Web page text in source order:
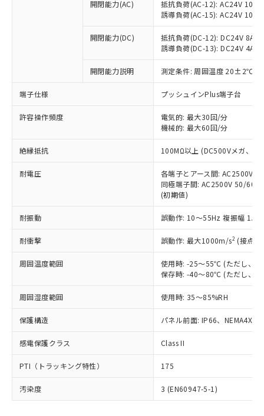
開閉能力(AC)
抵抗負荷(AC-12): AC24V 10A/
誘導負荷(AC-15): AC24V
開閉能力(DC)
抵抗負荷(DC-12): DC24V 8A/
誘導負荷(DC-13): DC24V 4A/
開閉能力説明 測定条件: 周囲温度 20±2℃、
端子仕様 プッシュインPlus端子台
許容操作頻度
電気的: 最大30回/分
機械的: 最大60回/分
絶縁抵抗 100MΩ以上 (DC500Vメガ、点
耐電圧
各端子とアース間: AC2500V
同極端子間: AC2500V 50/
(初期値)
耐振動 誤動作: 10～55Hz 複振幅
耐衝撃 誤動作: 最大1000m/s2 (接点
周囲温度範囲
使用時: -25～55℃ (ただし、氷
保存時: -40～80℃ (ただし、氷
周囲湿度範囲 使用時: 35～85%RH
保護構造 パネル前面: IP66、NEMA4X,
感電保護クラス Class II
PTI（トラッキング特性） 175
汚染度 3 (EN60947-5-1)
本サービスの対象外となる商品もある
ことをご了承ください。
在庫状況および標準価格照会結果は、
記載している更新日時点での社内デー
タに基づき作成されるものであり、閲
覧された時点での実際の在庫および標
正式な納期状況および標準価格はお客
様のお取引先、またはお客様担当のオ
ムロン制御機器販売店・当社販売員に
オムロン制御機器販売店や当社販売拠
販売ネットワーク
」をご確認
在庫状況および標準価格結果を当社の
示しないようお願いします。
マイパーツ機能（部品リスト作成サー
ビス）をご利用いただくには、I-Web
メンバーズにご登録されている必要が
お客様が当ウェブサイト上で当社にご
登録された部品リストについて、当社
および当社の共同利用者が、当社の製
品・サービスに関するお客様との取
引・商談に必要な範囲で利用すること
をご了承ください。
の共同利用に関して"
の「1.共同利
用者の範囲」に記載されている法人を
仕入先様の事情により、非含有部品として
いたものが、含有品と判明した場合などや
むを得ず変更することがあります。
ミウム(Cd) 100ppm以下、
六価クロム(Cr(Ⅵ)) 1000ppm以下、ポリ臭化ビフェニル
類(PBB) 1000ppm以下、ポリ臭化ジフェニルエーテル類
(PBDE) 1000ppm以下、フタル酸ビス(2-エチルヘキシ
ルベンジル（BBP） 1000ppm以下、フタル酸ジブチル
（DBP） 1000ppm以下、フタル酸ジイソブチル
適用除外項目は除く。
フタル酸エステル類の４物質については閾値を超える意
図的な使用がないことを確認しています。
部品在庫の切り替え状況などにより、予定
月が前後することがあります。
※3 非含有証明書ダウンロード
下記の非含有証明書をダウンロードするこ
EU RoHS指令（10物質）の非含有証明書
51物質の非含有証明書（当社基準）
※本証明書は発行日時点で非含有を証明す
るもので、過去に遡って非含有を証明する
ものではありません。
「×」：最大均質材料含有率が中国RoHSの
基準値を超えていることを示します。
「－」：未確認です。当社販売部門へお問
い合わせください。
*中国RoHS10物質の基準値 (GB/T26572)：
Pb(鉛) :1000ppm、 Hg(水銀) : 1000ppm、 Cd(カドミウ
Cr(Ⅵ)(六価クロム) : 1000ppm、 PBBs(ポリ臭化ビフェ
DBP(フタル酸ジブチル) : 1000ppm、 DIBP(フタル酸ジ
イソブチル) : 1000ppm、 BBP(フタル酸ブチルベンジ
DEHP(フタル酸ビス(2-エチルヘキシル)) : 1000ppm
「ｅ」：有害物質（10物質）のすべてが基
準値以下であることを示します。
「10」：通常の使用状況下において有害物
質が外部に漏えいし、環境に深刻な影響を
及ぼさない年数を意味します。
「－」：未確認です。当社販売部門へお問
当社は、これら貴社製品のうち、外国
為替および外国貿易法に定める商品
（以下｢規制貨物等」という）を輸出
または国外への提供する場合は、日本
国政府の輸出許可(または役務取引許
可)を取得するなどの必要な手続きを
当社は規制貨物を破棄する場合は、完
全に破砕するなど、違法に輸出されな
いよう必要な手段を講じます。
当社は貴社製品を、核兵器、ミサイ
ル、化学兵器、生物兵器またはその他
武器並びにこれらの製造装置等に一切
当社は、貴社製品を第三者に販売する
場合は、上記1、2および3の内容を当
該第三者に通知します。また当社は、
販売先および販売に係わる関係者が違
法に輸出するおそれがある場合は、取
キャンセル
一定数以上の在庫あり
一定数には満たないが在庫あり
在庫なし(最新の在庫状況につ
いては、お客様のお取引先、ま
たはお客様担当のオムロン制御
機器販売店・当社販売員にご確
受注生産機種、また在庫状況の
情報を公開していない機種